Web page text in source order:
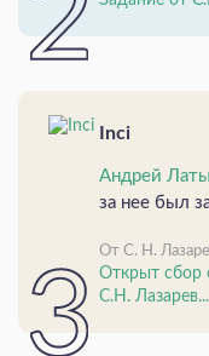
Inci
Андрей
за нее был
От С. Н.
Открыт сбор
С.Н. Лазарев...